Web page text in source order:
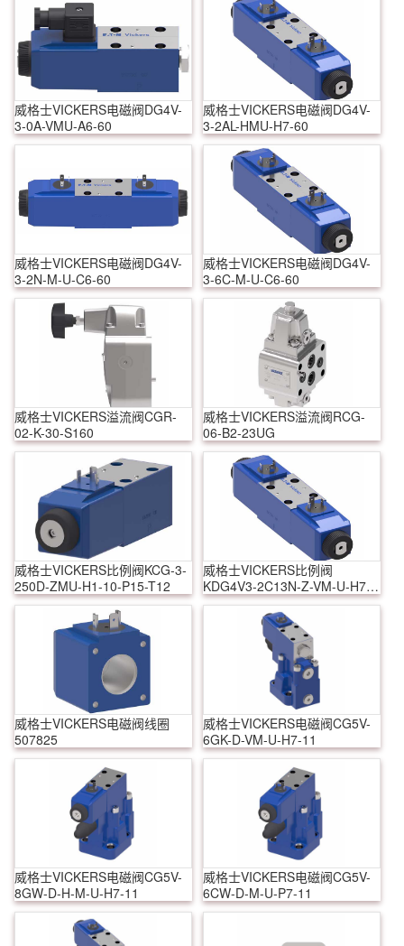
威格士VICKERS电磁阀DG4V-
3-0A-VMU-A6-60
威格士VICKERS电磁阀DG4V-
3-2AL-HMU-H7-60
威格士VICKERS电磁阀DG4V-
3-2N-M-U-C6-60
威格士VICKERS电磁阀DG4V-
3-6C-M-U-C6-60
威格士VICKERS溢流阀CGR-
02-K-30-S160
威格士VICKERS溢流阀RCG-
06-B2-23UG
威格士VICKERS比例阀KCG-3-
250D-ZMU-H1-10-P15-T12
威格士VICKERS比例阀
KDG4V3-2C13N-Z-VM-U-H7-
60
威格士VICKERS电磁阀线圈
507825
威格士VICKERS电磁阀CG5V-
6GK-D-VM-U-H7-11
威格士VICKERS电磁阀CG5V-
8GW-D-H-M-U-H7-11
威格士VICKERS电磁阀CG5V-
6CW-D-M-U-P7-11